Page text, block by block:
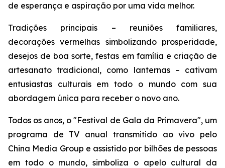
de esperança e aspiração por uma vida melhor.
Tradições principais – reuniões familiares,
decorações vermelhas simbolizando prosperidade,
desejos de boa sorte, festas em família e criação de
artesanato tradicional, como lanternas – cativam
entusiastas culturais em todo o mundo com sua
abordagem única para receber o novo ano.
Todos os anos, o "Festival de Gala da Primavera", um
programa de TV anual transmitido ao vivo pelo
China Media Group e assistido por bilhões de pessoas
em todo o mundo, simboliza o apelo cultural da